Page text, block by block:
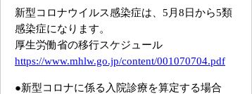
新型コロナウイルス感染症は、5月8日から5類
感染症になります。
厚生労働省の移行スケジュール
https://www.mhlw.go.jp/content/001070704.pdf
●新型コロナに係る入院診療を算定する場合